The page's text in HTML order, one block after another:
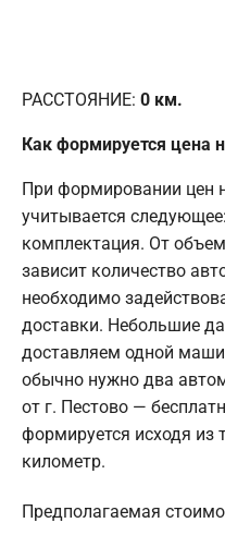
РАССТОЯНИЕ: 0 км.
Как формируется цена
При формировании цен
учитывается
комплектация. От
зависит количество
необходимо
доставки. Небольшие
доставляем одной
обычно нужно два
от г. Пестово —
формируется исходя из
километр.
Предполагаемая